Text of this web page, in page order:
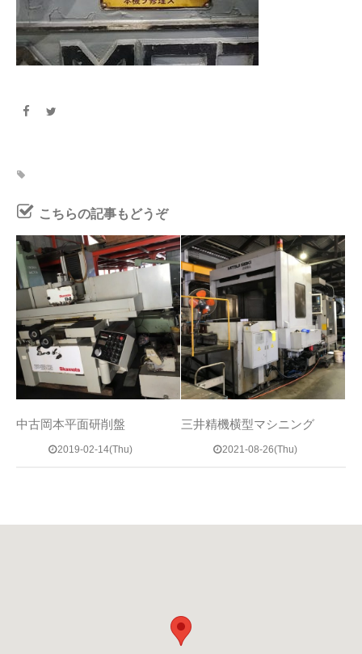
こちらの記事もどうぞ
中古岡本平面研削盤
2019-02-14(Thu)
三井精機横型マシニング
2021-08-26(Thu)